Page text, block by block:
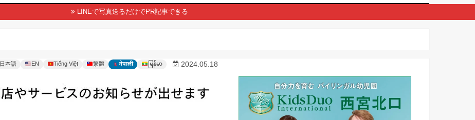
LINEで写真送るだけでPR記事できる
日本語 EN Tiếng Việt 繁體 नेपाली မြန်မာ 2024.05.18